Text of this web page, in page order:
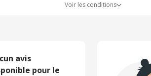
Voir les conditions
avis
pour le